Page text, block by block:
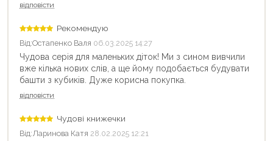
відповісти
Рекомендую
Від:Остапенко Валя 06.03.2025 14:27
Чудова серія для маленьких діток! Ми з сином вивчили
вже кілька нових слів, а ще йому подобається будувати
башти з кубиків. Дуже корисна покупка.
відповісти
Чудові книжечки
Від: Ларинова Катя 28.02.2025 12:21